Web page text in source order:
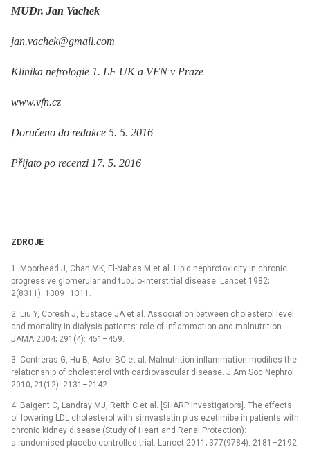
MUDr. Jan Vachek
jan.vachek@gmail.com
Klinika nefrologie 1. LF UK a VFN v Praze
www.vfn.cz
Doručeno do redakce 5. 5. 2016
Přijato po recenzi 17. 5. 2016
ZDROJE
1. Moorhead J, Chan MK, El-Nahas M et al. Lipid nephrotoxicity in chronic
progressive glomerular and tubulo-interstitial disease. Lancet 1982;
2(8311): 1309–1311.
2. Liu Y, Coresh J, Eustace JA et al. Association between cholesterol level
and mortality in dialysis patients: role of inflammation and malnutrition.
JAMA 2004; 291(4): 451–459.
3. Contreras G, Hu B, Astor BC et al. Malnutrition-inflammation modifies the
relationship of cholesterol with cardiovascular disease. J Am Soc Nephrol
2010; 21(12): 2131–2142.
4. Baigent C, Landray MJ, Reith C et al. [SHARP Investigators]. The effects
of lowering LDL cholesterol with simvastatin plus ezetimibe in patients with
chronic kidney disease (Study of Heart and Renal Protection):
a randomised placebo-controlled trial. Lancet 2011; 377(9784): 2181–2192.